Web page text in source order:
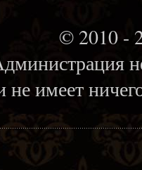
© 2010 -
не имеет